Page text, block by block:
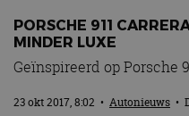
MotorRAI.nl
PORSCHE 911
MINDER LUXE
Geïnspireerd op Porsche
23 okt 2017, 8:02 • Autonieuws •